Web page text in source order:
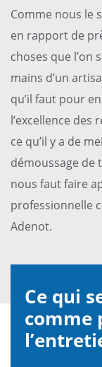
Comme nous le
en rapport de
choses que
mains d’un
qu’il faut pour
l’excellence des
ce qu’il y a de
démoussage
nous faut faire
professionnelle
Adenot.
Ce qui
comme